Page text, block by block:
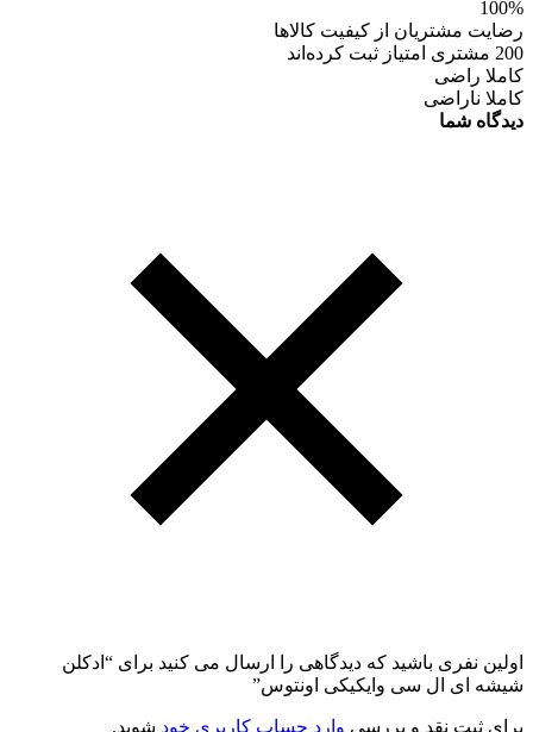
100%
رضایت مشتریان از کیفیت کالاها
200 مشتری امتیاز ثبت کرده‌اند
کاملا راضی
کاملا ناراضی
دیدگاه شما
اولین نفری باشید که دیدگاهی را ارسال می کنید برای “ادکلن
شیشه ای ال سی وایکیکی اونتوس”
برای ثبت نقد و بررسی وارد حساب کاربری خود شوید.